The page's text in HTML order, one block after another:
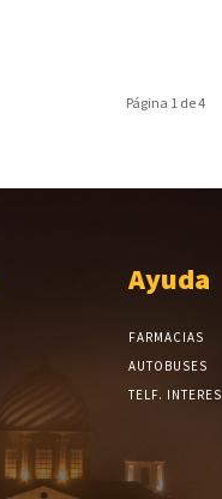
Página 1 de 4
Ayuda
FARMACIAS
AUTOBUSES
TELF. INTERES